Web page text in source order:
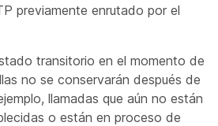
previamente enrutado por el
transitorio en el momento de
no se conservarán después de
llamadas que aún no están
o están en proceso de